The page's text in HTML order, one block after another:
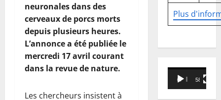
neuronales dans des
cerveaux de porcs morts
depuis plusieurs heures.
L’annonce a été publiée le
mercredi 17 avril courant
dans la revue de nature.
Les chercheurs insistent à
Plus
Lecteur
vidéo
00:00 58:18